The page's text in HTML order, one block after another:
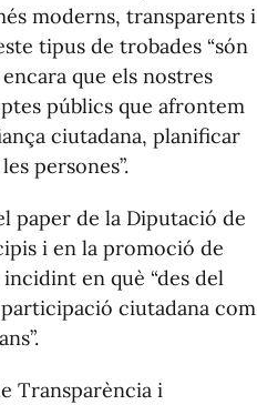
moderns, transparents i
tipus de trobades “són
que els nostres
públics que afrontem
ciutadana, planificar
persones”.
paper de la Diputació de
i en la promoció de
en què “des del
ciutadana com
Transparència i